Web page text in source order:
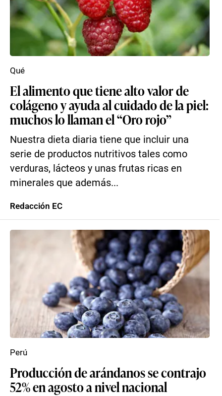
El alimento que tiene alto valor de
colágeno y ayuda al cuidado de la piel:
muchos lo llaman el “Oro rojo”
Nuestra dieta diaria tiene que incluir una
serie de productos nutritivos tales como
verduras, lácteos y unas frutas ricas en
minerales que además...
Qué
Redacción EC
Producción de arándanos se contrajo
52% en agosto a nivel nacional
Perú